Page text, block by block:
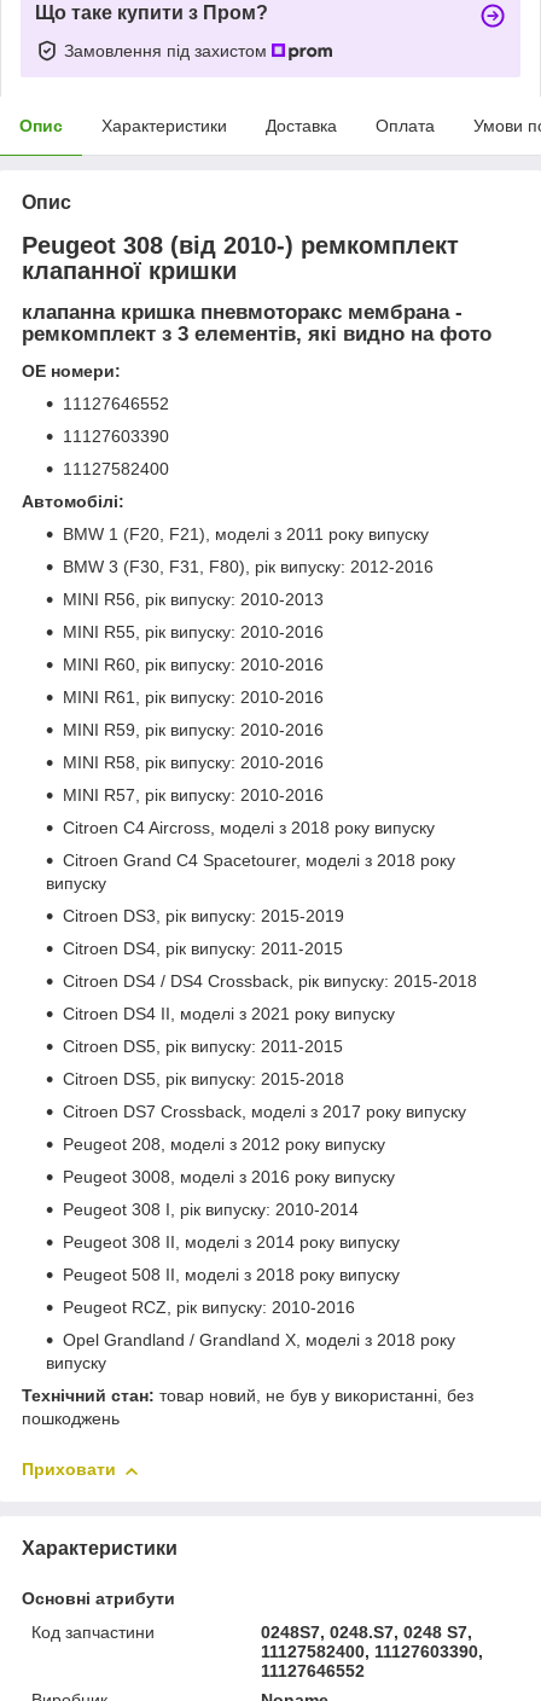
Що таке купити з Пром?
Замовлення під захистом
Опис Характеристики Доставка Оплата Умови
Опис
Peugeot 308 (від 2010-) ремкомплект
клапанної кришки
клапанна кришка пневмоторакс мембрана -
ремкомплект з 3 елементів, які видно на фото
OE номери:
11127646552
11127603390
11127582400
Автомобілі:
BMW 1 (F20, F21), моделі з 2011 року випуску
BMW 3 (F30, F31, F80), рік випуску: 2012-2016
MINI R56, рік випуску: 2010-2013
MINI R55, рік випуску: 2010-2016
MINI R60, рік випуску: 2010-2016
MINI R61, рік випуску: 2010-2016
MINI R59, рік випуску: 2010-2016
MINI R58, рік випуску: 2010-2016
MINI R57, рік випуску: 2010-2016
Citroen C4 Aircross, моделі з 2018 року випуску
Citroen Grand C4 Spacetourer, моделі з 2018 року
випуску
Citroen DS3, рік випуску: 2015-2019
Citroen DS4, рік випуску: 2011-2015
Citroen DS4 / DS4 Crossback, рік випуску: 2015-2018
Citroen DS4 II, моделі з 2021 року випуску
Citroen DS5, рік випуску: 2011-2015
Citroen DS5, рік випуску: 2015-2018
Citroen DS7 Crossback, моделі з 2017 року випуску
Peugeot 208, моделі з 2012 року випуску
Peugeot 3008, моделі з 2016 року випуску
Peugeot 308 I, рік випуску: 2010-2014
Peugeot 308 II, моделі з 2014 року випуску
Peugeot 508 II, моделі з 2018 року випуску
Peugeot RCZ, рік випуску: 2010-2016
Opel Grandland / Grandland X, моделі з 2018 року
випуску
Технічний стан: товар новий, не був у використанні, без
пошкоджень
Приховати
Характеристики
Основні атрибути
Код запчастини
0248S7, 0248.S7, 0248 S7,
11127582400, 11127603390,
11127646552